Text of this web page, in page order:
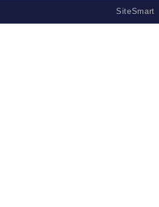
SiteSmart